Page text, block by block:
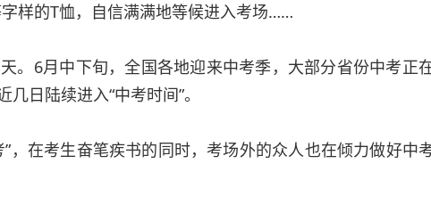
字样的T恤，自信满满地等候进入考场……
6月中下旬，全国各地迎来中考季，大部分省份中考正
日陆续进入“中考时间”。
在考生奋笔疾书的同时，考场外的众人也在倾力做好中